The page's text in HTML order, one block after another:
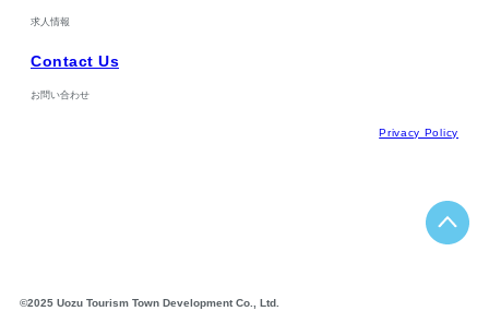
求人情報
Contact Us
お問い合わせ
Privacy Policy
©2025 Uozu Tourism Town Development Co., Ltd.